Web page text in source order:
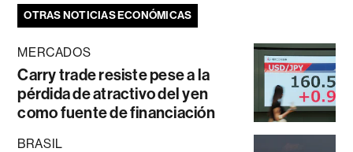
OTRAS NOTICIAS ECONÓMICAS
MERCADOS
Carry trade resiste pese a la
pérdida de atractivo del yen
como fuente de financiación
BRASIL